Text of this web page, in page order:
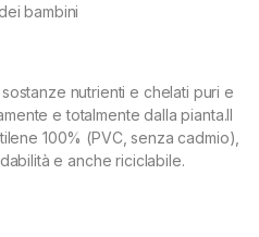
bambini
nutrienti e chelati puri e
e totalmente dalla pianta.Il
100% (PVC, senza cadmio),
e anche riciclabile.